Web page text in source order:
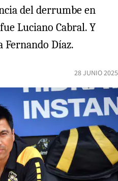
del derrumbe en
Luciano Cabral. Y
Fernando Díaz.
28 JUNIO 2025